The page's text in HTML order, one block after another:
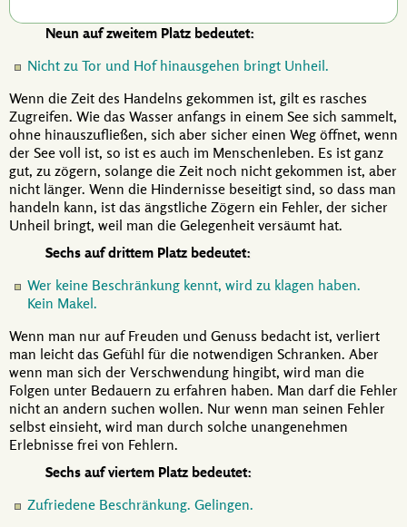
Neun auf zweitem Platz bedeutet:
Nicht zu Tor und Hof hinausgehen bringt Unheil.
Wenn die Zeit des Handelns gekommen ist, gilt es rasches
Zugreifen. Wie das Wasser anfangs in einem See sich sammelt,
ohne hinauszufließen, sich aber sicher einen Weg öffnet, wenn
der See voll ist, so ist es auch im Menschenleben. Es ist ganz
gut, zu zögern, solange die Zeit noch nicht gekommen ist, aber
nicht länger. Wenn die Hindernisse beseitigt sind, so dass man
handeln kann, ist das ängstliche Zögern ein Fehler, der sicher
Unheil bringt, weil man die Gelegenheit versäumt hat.
Sechs auf drittem Platz bedeutet:
Wer keine Beschränkung kennt, wird zu klagen haben.
Kein Makel.
Wenn man nur auf Freuden und Genuss bedacht ist, verliert
man leicht das Gefühl für die notwendigen Schranken. Aber
wenn man sich der Verschwendung hingibt, wird man die
Folgen unter Bedauern zu erfahren haben. Man darf die Fehler
nicht an andern suchen wollen. Nur wenn man seinen Fehler
selbst einsieht, wird man durch solche unangenehmen
Erlebnisse frei von Fehlern.
Sechs auf viertem Platz bedeutet:
Zufriedene Beschränkung. Gelingen.